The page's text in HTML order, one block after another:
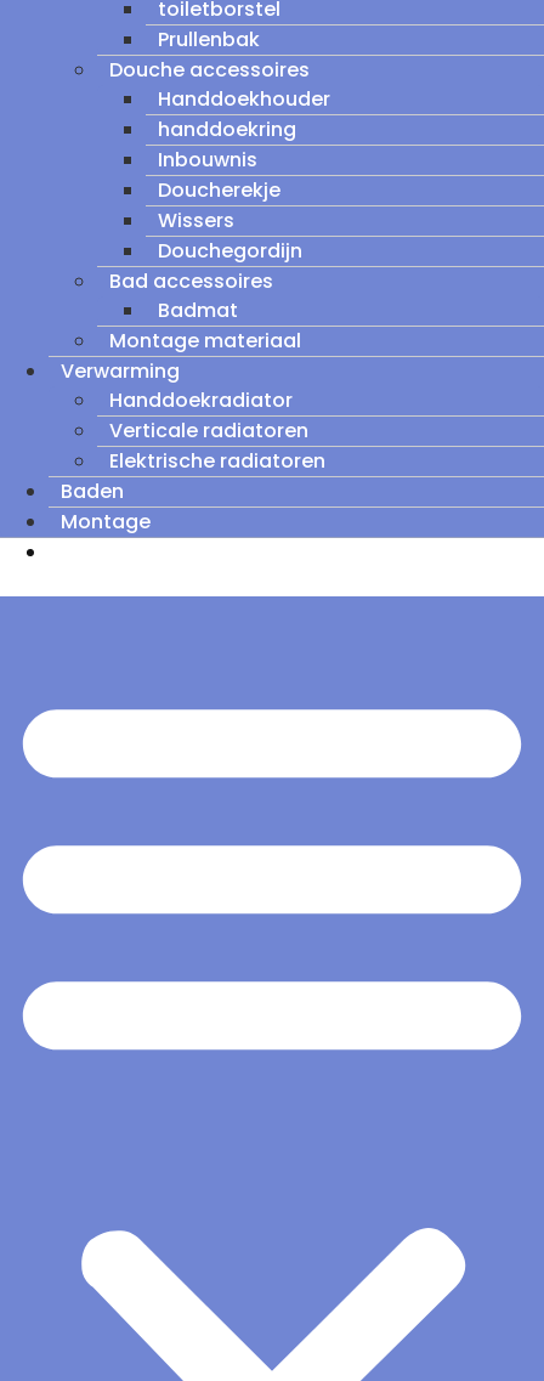
toiletborstel
Prullenbak
Douche accessoires
Handdoekhouder
handdoekring
Inbouwnis
Doucherekje
Wissers
Douchegordijn
Bad accessoires
Badmat
Montage materiaal
Verwarming
Handdoekradiator
Verticale radiatoren
Elektrische radiatoren
Baden
Montage